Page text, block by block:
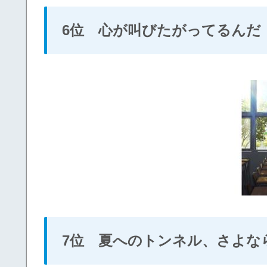
6位 心が叫びたがってるんだ
7位 夏へのトンネル、さよな